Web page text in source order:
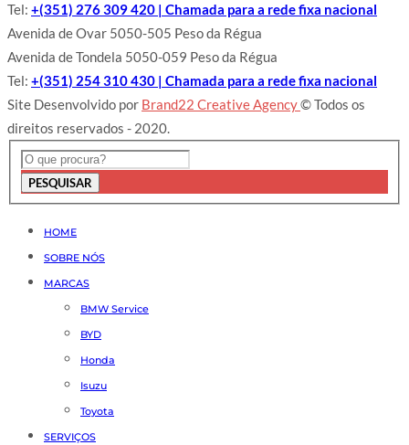
Tel: +(351) 276 309 420 | Chamada para a rede fixa nacional
Avenida de Ovar 5050-505 Peso da Régua
Avenida de Tondela 5050-059 Peso da Régua
Tel: +(351) 254 310 430 | Chamada para a rede fixa nacional
Site Desenvolvido por Brand22 Creative Agency© Todos os
direitos reservados - 2020.
PESQUISAR
HOME
SOBRE NÓS
MARCAS
BMW Service
BYD
Honda
Isuzu
Toyota
SERVIÇOS